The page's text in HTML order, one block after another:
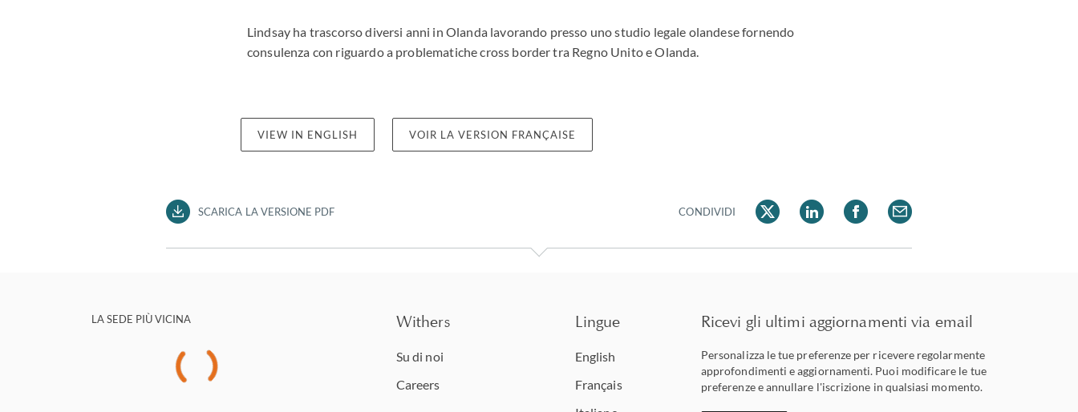
Lindsay ha trascorso diversi anni in Olanda lavorando presso uno studio legale olandese fornendo
consulenza con riguardo a problematiche cross border tra Regno Unito e Olanda.
VIEW IN ENGLISH VOIR LA VERSION FRANÇAISE
SCARICA LA VERSIONE PDF CONDIVIDI
LA SEDE PIÙ VICINA Withers
Su di noi
Careers
Lingue
English
Français
Ricevi gli ultimi aggiornamenti via email
Personalizza le tue preferenze per ricevere regolarmente
approfondimenti e aggiornamenti. Puoi modificare le tue
preferenze e annullare l'iscrizione in qualsiasi momento.